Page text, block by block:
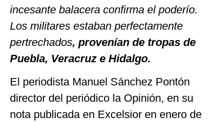
incesante balacera confirma el poderío.
Los militares estaban perfectamente
pertrechados, provenían de tropas de
Puebla, Veracruz e Hidalgo.
El periodista Manuel Sánchez Pontón
director del periódico la Opinión, en su
nota publicada en Excelsior en enero de